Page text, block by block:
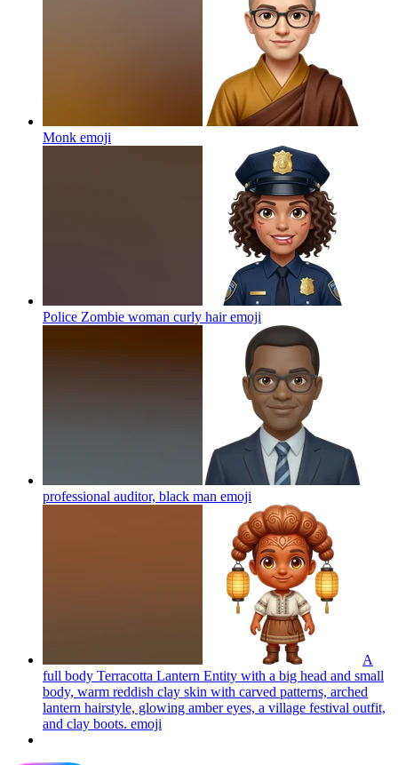
Monk emoji
Police Zombie woman curly hairemoji
professional auditor, black man emoji
A
full body Terracotta Lantern Entity with a big head and small
body, warm reddish clay skin with carved patterns, arched
lantern hairstyle, glowing amber eyes, a village festival outfit,
and clay boots. emoji